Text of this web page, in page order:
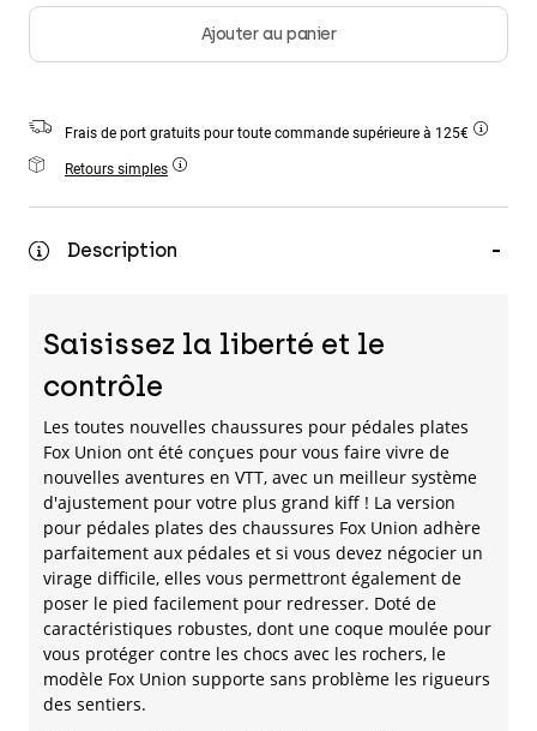
Accessoires
Chapeaux et Casquettes
Ajouter au panier
Frais de port gratuits pour toute commande supérieure à 125€
Retours simples
Description
Saisissez la liberté et le
contrôle
Les toutes nouvelles chaussures pour pédales plates
Fox Union ont été conçues pour vous faire vivre de
nouvelles aventures en VTT, avec un meilleur système
d'ajustement pour votre plus grand kiff ! La version
pour pédales plates des chaussures Fox Union adhère
parfaitement aux pédales et si vous devez négocier un
virage difficile, elles vous permettront également de
poser le pied facilement pour redresser. Doté de
caractéristiques robustes, dont une coque moulée pour
vous protéger contre les chocs avec les rochers, le
modèle Fox Union supporte sans problème les rigueurs
des sentiers.